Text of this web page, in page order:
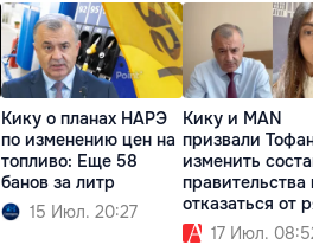
Кику о планах НАРЭ
по изменению цен на
топливо: Еще 58
банов за литр
15 Июл. 20:27
Кику и MAN
призвали Тофана
изменить состав
правительства и
отказаться от
реформ17 Июл. 08:52